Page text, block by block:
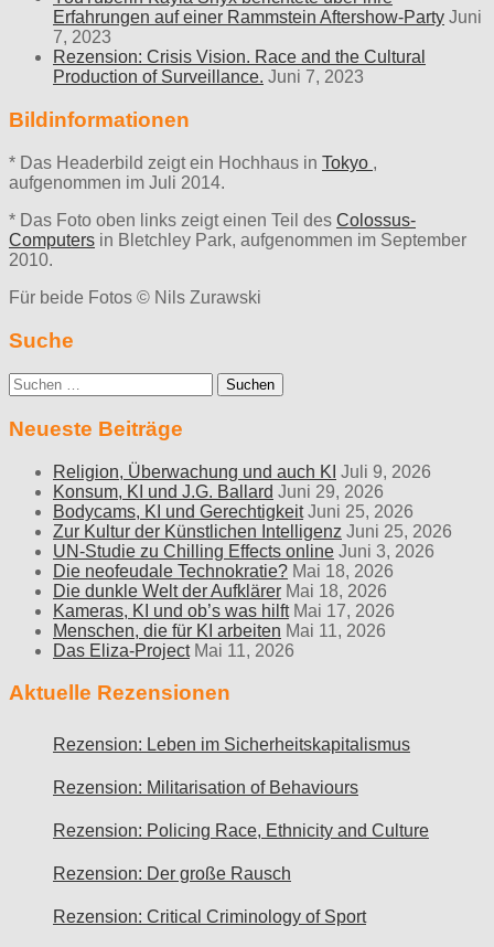
Erfahrungen auf einer Rammstein Aftershow-Party Juni
7, 2023
Rezension: Crisis Vision. Race and the Cultural
Production of Surveillance. Juni 7, 2023
Bildinformationen
* Das Headerbild zeigt ein Hochhaus in Tokyo ,
aufgenommen im Juli 2014.
* Das Foto oben links zeigt einen Teil des Colossus-
Computers in Bletchley Park, aufgenommen im September
2010.
Für beide Fotos © Nils Zurawski
Suche
Suche
nach:
Neueste Beiträge
Religion, Überwachung und auch KI Juli 9, 2026
Konsum, KI und J.G. Ballard Juni 29, 2026
Bodycams, KI und Gerechtigkeit Juni 25, 2026
Zur Kultur der Künstlichen Intelligenz Juni 25, 2026
UN-Studie zu Chilling Effects online Juni 3, 2026
Die neofeudale Technokratie? Mai 18, 2026
Die dunkle Welt der Aufklärer Mai 18, 2026
Kameras, KI und ob’s was hilft Mai 17, 2026
Menschen, die für KI arbeiten Mai 11, 2026
Das Eliza-Project Mai 11, 2026
Aktuelle Rezensionen
Rezension: Leben im Sicherheitskapitalismus
Rezension: Militarisation of Behaviours
Rezension: Policing Race, Ethnicity and Culture
Rezension: Der große Rausch
Rezension: Critical Criminology of Sport